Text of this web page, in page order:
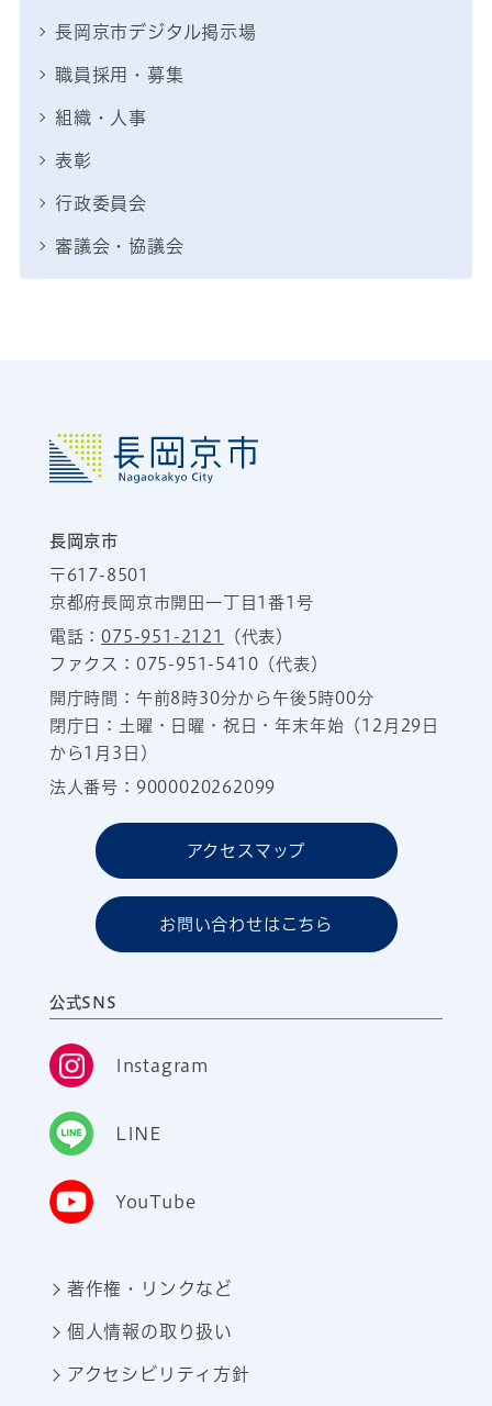
長岡京市デジタル掲示場
職員採用・募集
組織・人事
表彰
行政委員会
審議会・協議会
長岡京市
〒617-8501
京都府長岡京市開田一丁目1番1号
電話：075-951-2121
（代表）
ファクス：075-951-5410（代表）
開庁時間：午前8時30分から午後5時00分
閉庁日：土曜・日曜・祝日・年末年始（12月29日
から1月3日）
法人番号：9000020262099
アクセスマップ
お問い合わせはこちら
公式SNS
Instagram
LINE
YouTube
著作権・リンクなど
個人情報の取り扱い
アクセシビリティ方針